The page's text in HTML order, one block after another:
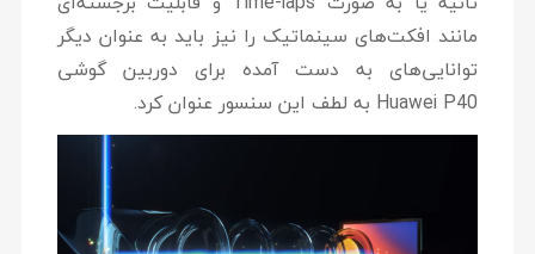
مانند افکت‌های سینماتیک را نیز باید به عنوان دیگر
توانایی‌های به دست آمده برای دوربین گوشی
Huawei P40 به لطف این سنسور عنوان کرد.